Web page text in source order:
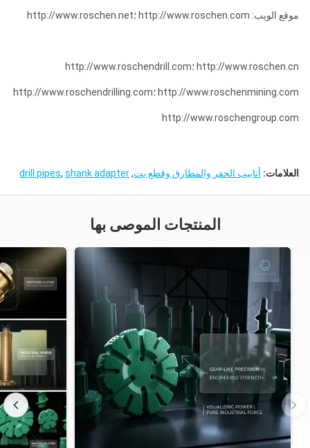
موقع الويب: http://www.roschen.com ؛http://www.roschen.net
http://www.roschen.cn ؛http://www.roschendrill.com
http://www.roschenmining.com ؛http://www.roschendrilling.com
http://www.roschengroup.com
العلامات: أنابيب الحفر والمطارق وقطع بت,
drill pipes, shank adapter
المنتجات الموصى بها